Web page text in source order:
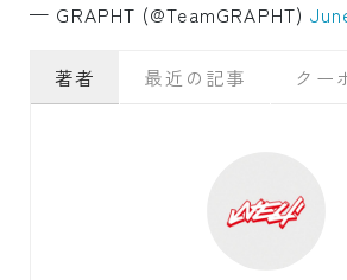
— GRAPHT (@TeamGRAPHT)
著者 最近の記事 クー